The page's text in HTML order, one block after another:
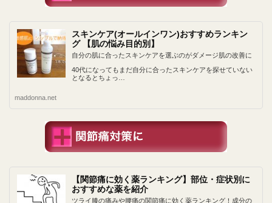
スキンケア(オールインワン)おすすめランキン
グ 【肌の悩み目的別】
自分の肌に合ったスキンケアを選ぶのがダメージ肌の改善に
40代になってもまだ自分に合ったスキンケアを探せていない
となるとちょっ…
maddonna.net
【関節痛に効く薬ランキング】部位・症状別に
おすすめな薬を紹介
ツライ膝の痛みや腰痛の関節痛に効く薬ランキング！成分の